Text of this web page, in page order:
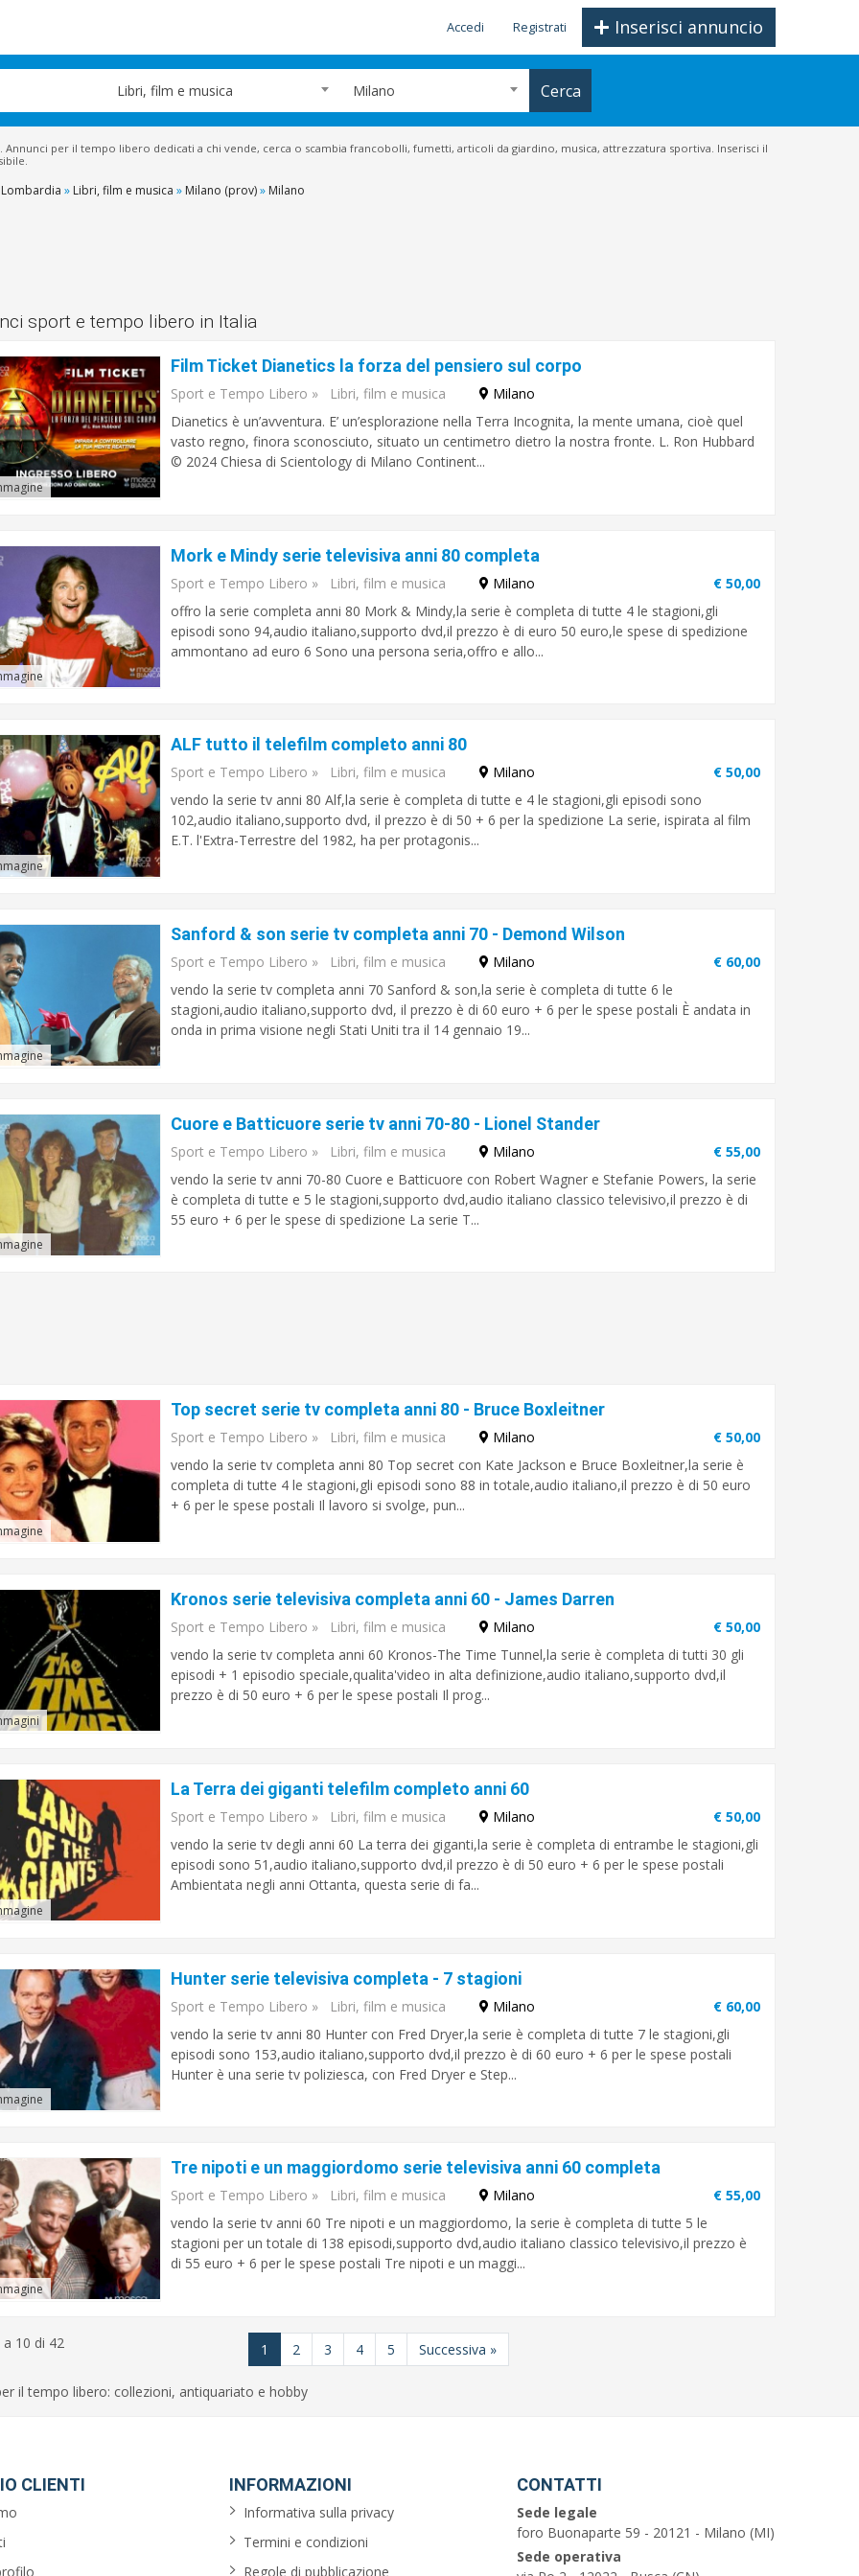
Inserisci annuncio
Accedi Registrati
Libri, film e musica Milano Cerca
. Annunci per il tempo libero dedicati a chi vende, cerca o scambia francobolli, fumetti, articoli da giardino, musica, attrezzatura sportiva. Inserisci il
Lombardia » Libri, film e musica » Milano (prov)» Milano
sport e tempo libero in Italia
Film Ticket Dianetics la forza del pensiero sul corpo
Sport e Tempo Libero » Libri, film e musica
Milano
Dianetics è un’avventura. E’ un’esplorazione nella Terra Incognita, la mente umana, cioè quel
vasto regno, finora sconosciuto, situato un centimetro dietro la nostra fronte. L. Ron Hubbard
© 2024 Chiesa di Scientology di Milano Continent...
Mork e Mindy serie televisiva anni 80 completa
Sport e Tempo Libero » Libri, film e musica Milano
€ 50,00
offro la serie completa anni 80 Mork & Mindy,la serie è completa di tutte 4 le stagioni,gli
episodi sono 94,audio italiano,supporto dvd,il prezzo è di euro 50 euro,le spese di spedizione
ammontano ad euro 6 Sono una persona seria,offro e allo...
ALF tutto il telefilm completo anni 80
Sport e Tempo Libero » Libri, film e musica Milano
€ 50,00
vendo la serie tv anni 80 Alf,la serie è completa di tutte e 4 le stagioni,gli episodi sono
102,audio italiano,supporto dvd, il prezzo è di 50 + 6 per la spedizione La serie, ispirata al film
E.T. l'Extra-Terrestre del 1982, ha per protagonis...
Sanford & son serie tv completa anni 70 - Demond Wilson
Sport e Tempo Libero » Libri, film e musica Milano
€ 60,00
vendo la serie tv completa anni 70 Sanford & son,la serie è completa di tutte 6 le
stagioni,audio italiano,supporto dvd, il prezzo è di 60 euro + 6 per le spese postali È andata in
onda in prima visione negli Stati Uniti tra il 14 gennaio 19...
Cuore e Batticuore serie tv anni 70-80 - Lionel Stander
Sport e Tempo Libero » Libri, film e musica Milano
€ 55,00
vendo la serie tv anni 70-80 Cuore e Batticuore con Robert Wagner e Stefanie Powers, la serie
è completa di tutte e 5 le stagioni,supporto dvd,audio italiano classico televisivo,il prezzo è di
55 euro + 6 per le spese di spedizione La serie T...
Top secret serie tv completa anni 80 - Bruce Boxleitner
Sport e Tempo Libero » Libri, film e musica Milano
€ 50,00
vendo la serie tv completa anni 80 Top secret con Kate Jackson e Bruce Boxleitner,la serie è
completa di tutte 4 le stagioni,gli episodi sono 88 in totale,audio italiano,il prezzo è di 50 euro
+ 6 per le spese postali Il lavoro si svolge, pun...
Kronos serie televisiva completa anni 60 - James Darren
Sport e Tempo Libero » Libri, film e musica Milano
€ 50,00
vendo la serie tv completa anni 60 Kronos-The Time Tunnel,la serie è completa di tutti 30 gli
episodi + 1 episodio speciale,qualita'video in alta definizione,audio italiano,supporto dvd,il
prezzo è di 50 euro + 6 per le spese postali Il prog...
La Terra dei giganti telefilm completo anni 60
Sport e Tempo Libero » Libri, film e musica Milano
€ 50,00
vendo la serie tv degli anni 60 La terra dei giganti,la serie è completa di entrambe le stagioni,gli
episodi sono 51,audio italiano,supporto dvd,il prezzo è di 50 euro + 6 per le spese postali
Ambientata negli anni Ottanta, questa serie di fa...
Hunter serie televisiva completa - 7 stagioni
Sport e Tempo Libero » Libri, film e musica Milano
€ 60,00
vendo la serie tv anni 80 Hunter con Fred Dryer,la serie è completa di tutte 7 le stagioni,gli
episodi sono 153,audio italiano,supporto dvd,il prezzo è di 60 euro + 6 per le spese postali
Hunter è una serie tv poliziesca, con Fred Dryer e Step...
Tre nipoti e un maggiordomo serie televisiva anni 60 completa
Sport e Tempo Libero » Libri, film e musica Milano
€ 55,00
vendo la serie tv anni 60 Tre nipoti e un maggiordomo, la serie è completa di tutte 5 le
stagioni per un totale di 138 episodi,supporto dvd,audio italiano classico televisivo,il prezzo è
di 55 euro + 6 per le spese postali Tre nipoti e un maggi...
10 di 42 1 2 3 4 5 Successiva »
il tempo libero: collezioni, antiquariato e hobby
CLIENTI INFORMAZIONI
Informativa sulla privacy
Termini e condizioni
Regole di pubblicazione
CONTATTI
Sede legale
foro Buonaparte 59 - 20121 - Milano (MI)
Sede operativa